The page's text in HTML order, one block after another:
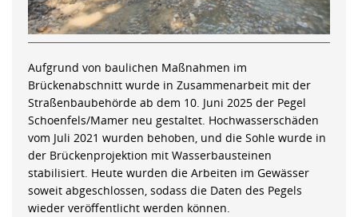
Aufgrund von baulichen Maßnahmen im
Brückenabschnitt wurde in Zusammenarbeit mit der
Straßenbaubehörde ab dem 10. Juni 2025 der Pegel
Schoenfels/Mamer neu gestaltet. Hochwasserschäden
vom Juli 2021 wurden behoben, und die Sohle wurde in
der Brückenprojektion mit Wasserbausteinen
stabilisiert. Heute wurden die Arbeiten im Gewässer
soweit abgeschlossen, sodass die Daten des Pegels
wieder veröffentlicht werden können.